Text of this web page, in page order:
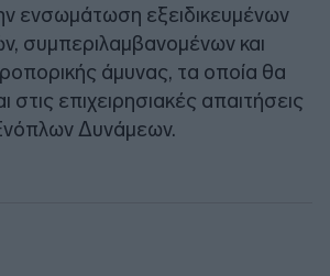
ενσωμάτωση εξειδικευμένων
συμπεριλαμβανομένων και
άμυνας, τα οποία θα
επιχειρησιακές απαιτήσεις
Δυνάμεων.